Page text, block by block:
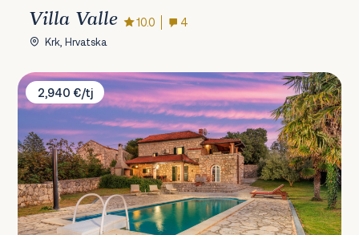
Villa Valle 10.0 4
Krk, Hrvatska
Villa Karlo
2,940 €/tj